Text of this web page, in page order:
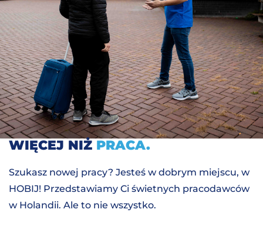
WIĘCEJ NIŻ PRACA.
Szukasz nowej pracy? Jesteś w dobrym miejscu, w
HOBIJ! Przedstawiamy Ci świetnych pracodawców
w Holandii. Ale to nie wszystko.